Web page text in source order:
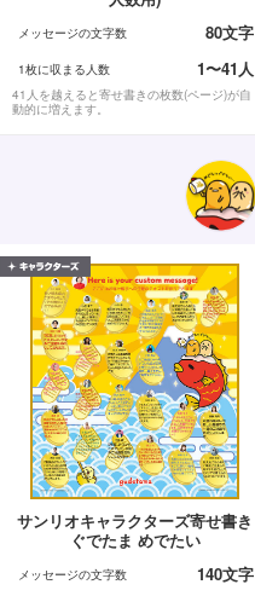
メッセージの文字数 80文字
1枚に収まる人数 1〜41人
41人を越えると寄せ書きの枚数(ページ)が自
動的に増えます。
サンリオキャラクターズ寄せ書き
ぐでたま めでたい
メッセージの文字数 140文字